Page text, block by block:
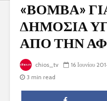
«ΒΟΜΒΑ»
ΔΗΜΟΣΙΑ
ΑΠΟ ΤΗΝ
chios_tv 16 Ιουνίου
3 min read